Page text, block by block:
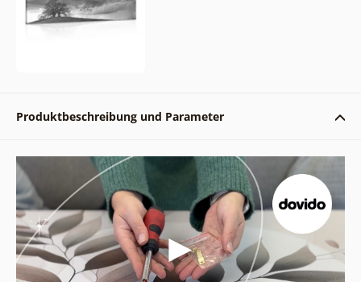
Produktbeschreibung und Parameter